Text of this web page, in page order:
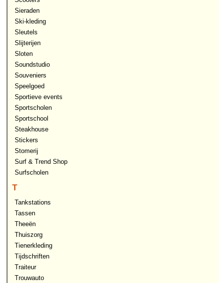
Sieraden
Ski-kleding
Sleutels
Slijterijen
Sloten
Soundstudio
Souveniers
Speelgoed
Sportieve events
Sportscholen
Sportschool
Steakhouse
Stickers
Stomerij
Surf & Trend Shop
Surfscholen
T
Tankstations
Tassen
Theeën
Thuiszorg
Tienerkleding
Tijdschriften
Traiteur
Trouwauto